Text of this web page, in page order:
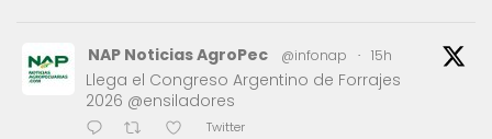
NAP Noticias AgroPec @infonap · 15h
Llega el Congreso Argentino de Forrajes
2026 @ensiladores
Twitter